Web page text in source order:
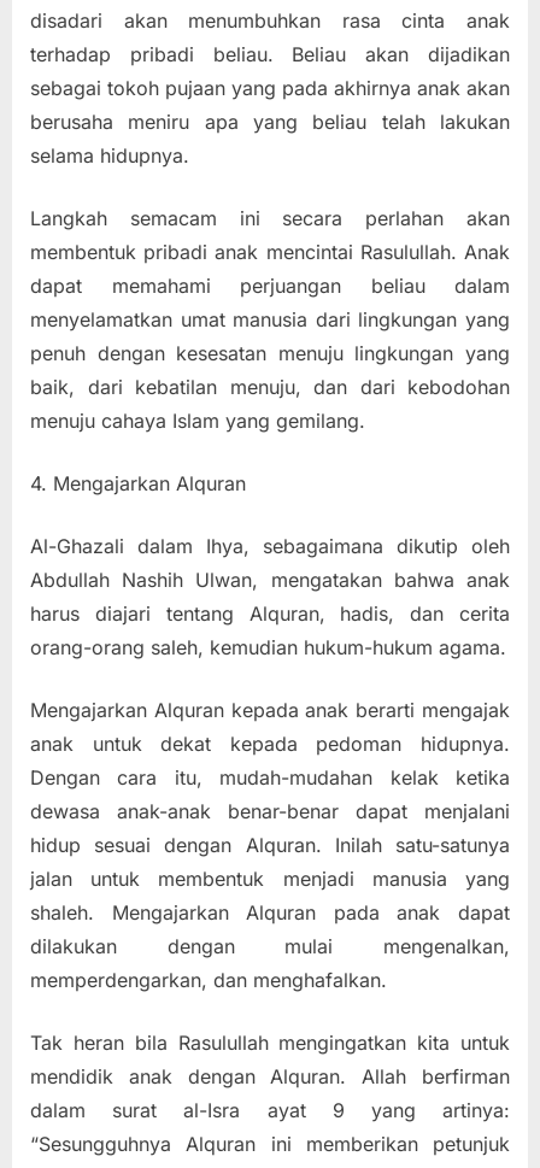
disadari akan menumbuhkan rasa cinta anak
terhadap pribadi beliau. Beliau akan dijadikan
sebagai tokoh pujaan yang pada akhirnya anak akan
berusaha meniru apa yang beliau telah lakukan
selama hidupnya.
Langkah semacam ini secara perlahan akan
membentuk pribadi anak mencintai Rasulullah. Anak
dapat memahami perjuangan beliau dalam
menyelamatkan umat manusia dari lingkungan yang
penuh dengan kesesatan menuju lingkungan yang
baik, dari kebatilan menuju, dan dari kebodohan
menuju cahaya Islam yang gemilang.
4. Mengajarkan Alquran
Al-Ghazali dalam Ihya, sebagaimana dikutip oleh
Abdullah Nashih Ulwan, mengatakan bahwa anak
harus diajari tentang Alquran, hadis, dan cerita
orang-orang saleh, kemudian hukum-hukum agama.
Mengajarkan Alquran kepada anak berarti mengajak
anak untuk dekat kepada pedoman hidupnya.
Dengan cara itu, mudah-mudahan kelak ketika
dewasa anak-anak benar-benar dapat menjalani
hidup sesuai dengan Alquran. Inilah satu-satunya
jalan untuk membentuk menjadi manusia yang
shaleh. Mengajarkan Alquran pada anak dapat
dilakukan dengan mulai mengenalkan,
memperdengarkan, dan menghafalkan.
Tak heran bila Rasulullah mengingatkan kita untuk
mendidik anak dengan Alquran. Allah berfirman
dalam surat al-Isra ayat 9 yang artinya:
“Sesungguhnya Alquran ini memberikan petunjuk